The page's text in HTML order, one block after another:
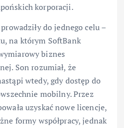
korporacji.
do jednego celu –
na którym SoftBank
biznes
Son rozumiał, że
wtedy, gdy dostęp do
mobilny. Przez
uzyskać nowe licencje,
formy współpracy, jednak